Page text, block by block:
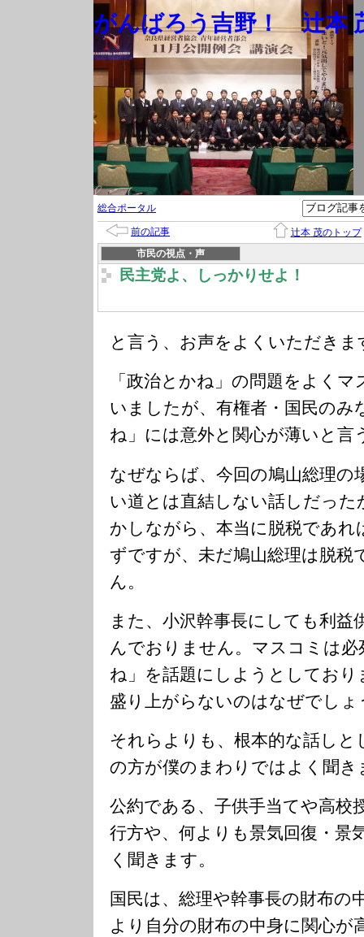
がんばろう吉野！ 辻本
総合ポータル
前の記事
辻本 茂のトップ
市民の視点・声
民主党よ、しっかりせよ！
と言う、お声をよくいただきま
「政治とかね」の問題をよく
いましたが、有権者・国民のみ
ね」には意外と関心が薄いと言
なぜならば、今回の鳩山総理の
い道とは直結しない話しだっ
かしながら、本当に脱税であ
ずですが、未だ鳩山総理は脱税
ん。
また、小沢幹事長にしても利益
んでおりません。マスコミは
ね」を話題にしようとしてお
盛り上がらないのはなぜでしょ
それらよりも、根本的な話しと
の方が僕のまわりではよく聞き
公約である、子供手当てや高校
行方や、何よりも景気回復・景
く聞きます。
国民は、総理や幹事長の財布の
より自分の財布の中身に関心が